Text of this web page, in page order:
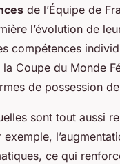
de l’Équipe de
l’évolution de
compétences
Coupe du Monde
de possession
sont tout aussi
exemple,
ce qui